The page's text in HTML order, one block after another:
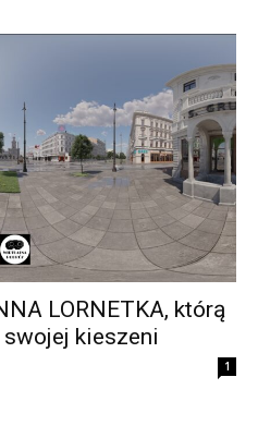
LORNETKA, którą
kieszeni
1